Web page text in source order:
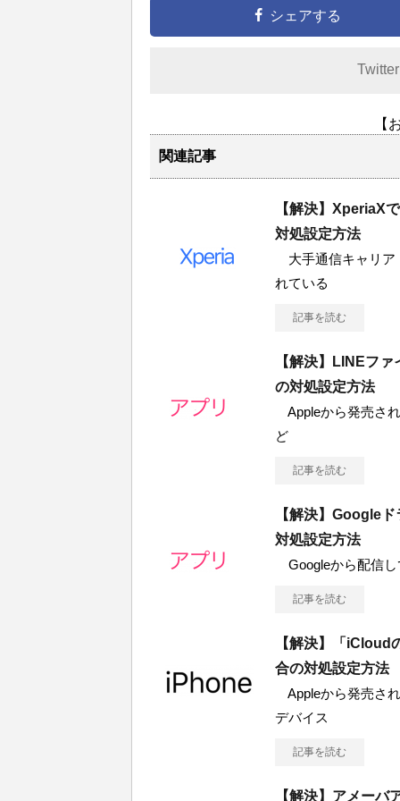
シェアする
【
関連記事
【解決】XperiaX
対処設定方法
大手通信キャリア
れている
記事を読む
【解決】LINEフ
の対処設定方法
Appleから発売さ
ど
記事を読む
【解決】Google
対処設定方法
Googleから配信し
記事を読む
【解決】「iCloud
合の対処設定方法
Appleから発売さ
デバイス
記事を読む
【解決】アメー